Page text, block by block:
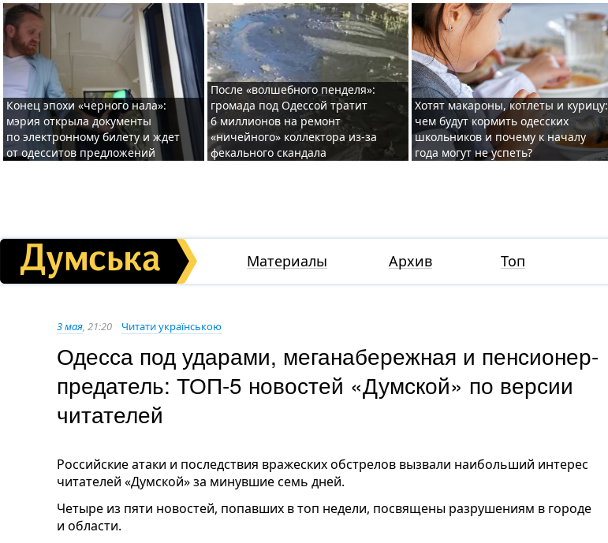
Конец эпохи «черного нала»:
мэрия открыла документы
по электронному билету и ждет
от одесситов предложений
После «волшебного пенделя»:
громада под Одессой тратит
6 миллионов на ремонт
«ничейного» коллектора из-за
фекального скандала
Хотят макароны, котлеты и курицу:
чем будут кормить одесских
школьников и почему к началу
года могут не успеть?
Материалы Архив Топ
3 мая, 21:20 Читати українською
Одесса под ударами, меганабережная и пенсионер-
предатель: ТОП-5 новостей «Думской» по версии
читателей
Российские атаки и последствия вражеских обстрелов вызвали наибольший интерес
читателей «Думской» за минувшие семь дней.
Четыре из пяти новостей, попавших в топ недели, посвящены разрушениям в городе
и области.